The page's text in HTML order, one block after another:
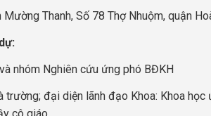
Mường Thanh, Số 78 Thợ Nhuộm, quận
nhóm Nghiên cứu ứng phó BĐKH
trường; đại diện lãnh đạo Khoa: Khoa